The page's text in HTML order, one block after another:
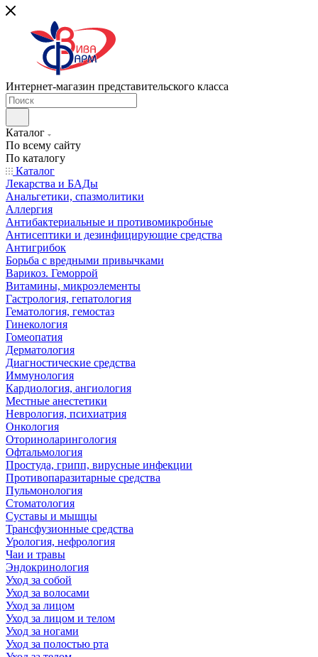
Интернет-магазин представительского класса
Каталог
По всему сайту
По каталогу
Каталог
Лекарства и БАДы
Анальгетики, спазмолитики
Аллергия
Антибактериальные и противомикробные
Антисептики и дезинфицирующие средства
Антигрибок
Борьба с вредными привычками
Варикоз. Геморрой
Витамины, микроэлементы
Гастрология, гепатология
Гематология, гемостаз
Гинекология
Гомеопатия
Дерматология
Диагностические средства
Иммунология
Кардиология, ангиология
Местные анестетики
Неврология, психиатрия
Онкология
Оториноларингология
Офтальмология
Простуда, грипп, вирусные инфекции
Противопаразитарные средства
Пульмонология
Стоматология
Суставы и мышцы
Трансфузионные средства
Урология, нефрология
Чаи и травы
Эндокринология
Уход за собой
Уход за волосами
Уход за лицом
Уход за лицом и телом
Уход за ногами
Уход за полостью рта